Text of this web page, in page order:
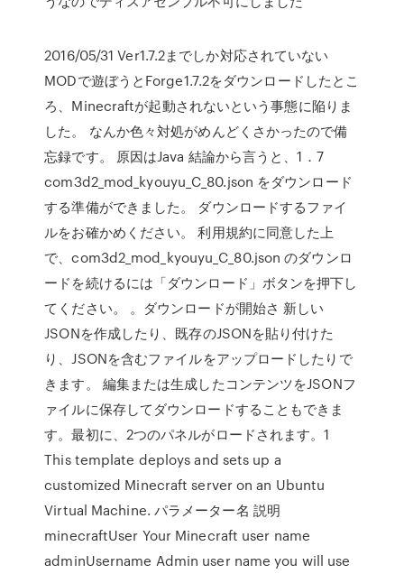
2016/05/31 Ver1.7.2までしか対応されていない
MODで遊ぼうとForge1.7.2をダウンロードしたとこ
ろ、Minecraftが起動されないという事態に陥りま
した。 なんか色々対処がめんどくさかったので備
忘録です。 原因はJava 結論から言うと、1．7
com3d2_mod_kyouyu_C_80.json をダウンロード
する準備ができました。 ダウンロードするファイ
ルをお確かめください。 利用規約に同意した上
で、com3d2_mod_kyouyu_C_80.json のダウンロ
ードを続けるには「ダウンロード」ボタンを押下し
てください。 。ダウンロードが開始さ 新しい
JSONを作成したり、既存のJSONを貼り付けた
り、JSONを含むファイルをアップロードしたりで
きます。 編集または生成したコンテンツをJSONフ
ァイルに保存してダウンロードすることもできま
す。最初に、2つのパネルがロードされます。1
This template deploys and sets up a
customized Minecraft server on an Ubuntu
Virtual Machine. パラメーター名 説明
minecraftUser Your Minecraft user name
adminUsername Admin user name you will use